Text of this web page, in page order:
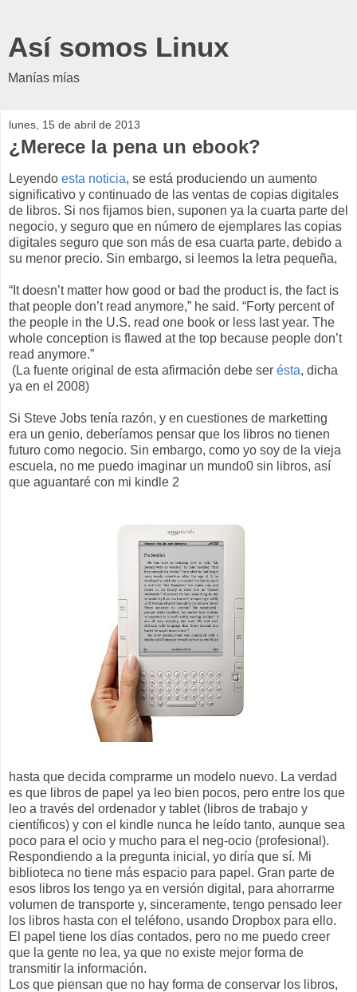
Así somos Linux
Manías mías
lunes, 15 de abril de 2013
¿Merece la pena un ebook?
Leyendo esta noticia, se está produciendo un aumento
significativo y continuado de las ventas de copias digitales
de libros. Si nos fijamos bien, suponen ya la cuarta parte del
negocio, y seguro que en número de ejemplares las copias
digitales seguro que son más de esa cuarta parte, debido a
su menor precio. Sin embargo, si leemos la letra pequeña,
“It doesn’t matter how good or bad the product is, the fact is
that people don’t read anymore,” he said. “Forty percent of
the people in the U.S. read one book or less last year. The
whole conception is flawed at the top because people don’t
read anymore.”
(La fuente original de esta afirmación debe ser ésta, dicha
ya en el 2008)
Si Steve Jobs tenía razón, y en cuestiones de marketting
era un genio, deberíamos pensar que los libros no tienen
futuro como negocio. Sin embargo, como yo soy de la vieja
escuela, no me puedo imaginar un mundo0 sin libros, así
que aguantaré con mi kindle 2
hasta que decida comprarme un modelo nuevo. La verdad
es que libros de papel ya leo bien pocos, pero entre los que
leo a través del ordenador y tablet (libros de trabajo y
científicos) y con el kindle nunca he leído tanto, aunque sea
poco para el ocio y mucho para el neg-ocio (profesional).
Respondiendo a la pregunta inicial, yo diría que sí. Mi
biblioteca no tiene más espacio para papel. Gran parte de
esos libros los tengo ya en versión digital, para ahorrarme
volumen de transporte y, sinceramente, tengo pensado leer
los libros hasta con el teléfono, usando Dropbox para ello.
El papel tiene los días contados, pero no me puedo creer
que la gente no lea, ya que no existe mejor forma de
transmitir la información.
Los que piensan que no hay forma de conservar los libros,